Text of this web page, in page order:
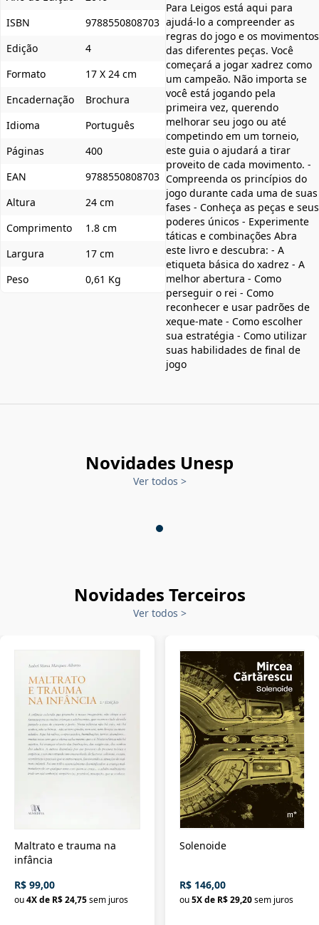
ISBN
9788550808703
Edição
4
Formato
17 X 24 cm
Encadernação
Brochura
Idioma
Português
Páginas
400
EAN
9788550808703
Altura
24 cm
Comprimento
1.8 cm
Largura
17 cm
Peso
0,61 Kg
Para Leigos está aqui para
ajudá-lo a compreender as
regras do jogo e os movimentos
das diferentes peças. Você
começará a jogar xadrez como
um campeão. Não importa se
você está jogando pela
primeira vez, querendo
melhorar seu jogo ou até
competindo em um torneio,
este guia o ajudará a tirar
proveito de cada movimento. -
Compreenda os princípios do
jogo durante cada uma de suas
fases - Conheça as peças e seus
poderes únicos - Experimente
táticas e combinações Abra
este livro e descubra: - A
etiqueta básica do xadrez - A
melhor abertura - Como
perseguir o rei - Como
reconhecer e usar padrões de
xeque-mate - Como escolher
sua estratégia - Como utilizar
suas habilidades de final de
jogo
Novidades Unesp
Ver todos >
Novidades Terceiros
Ver todos >
Maltrato e trauma na
infância
R$ 99,00
ou4X de R$ 24,75sem juros
Solenoide
R$ 146,00
ou 5X de R$ 29,20 sem juros